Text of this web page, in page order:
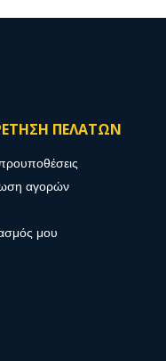
ΠΕΛΑΤΩΝ
αγορών
μου